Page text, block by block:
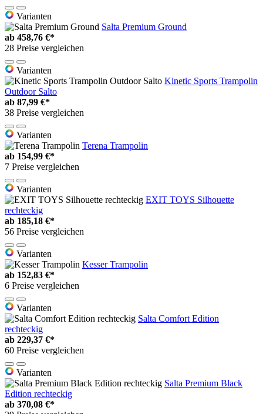
Varianten
Salta Premium Ground
ab 458,76 €*
28 Preise vergleichen
Varianten
Kinetic Sports Trampolin
Outdoor Salto
ab 87,99 €*
38 Preise vergleichen
Varianten
Terena Trampolin
ab 154,99 €*
7 Preise vergleichen
Varianten
EXIT TOYS Silhouette
rechteckig
ab 185,18 €*
56 Preise vergleichen
Varianten
Kesser Trampolin
ab 152,83 €*
6 Preise vergleichen
Varianten
Salta Comfort Edition
rechteckig
ab 229,37 €*
60 Preise vergleichen
Varianten
Salta Premium Black
Edition rechteckig
ab 370,08 €*